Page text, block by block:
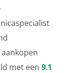
met een 9.1